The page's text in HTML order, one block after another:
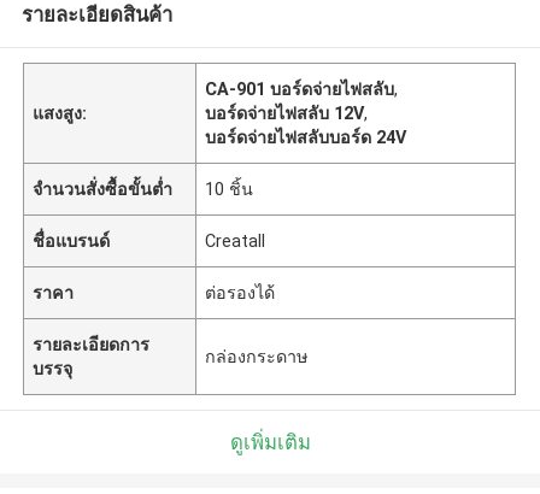
รายละเอียดสินค้า
แสงสูง:
CA-901 บอร์ดจ่ายไฟสลับ,
บอร์ดจ่ายไฟสลับ 12V,
บอร์ดจ่ายไฟสลับบอร์ด 24V
จำนวนสั่งซื้อขั้นต่ำ 10 ชิ้น
ชื่อแบรนด์ Creatall
ราคา ต่อรองได้
รายละเอียดการ
บรรจุ
กล่องกระดาษ
ดูเพิ่มเติม